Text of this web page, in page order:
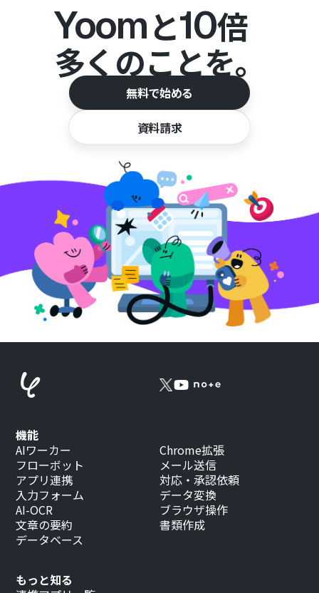
Yoomと10倍
多くのことを。
無料で始める
資料請求
もっと知る
機能
AIワーカー
フローボット
アプリ連携
入力フォーム
AI-OCR
文章の要約
データベース
Chrome拡張
メール送信
対応・承認依頼
データ変換
ブラウザ操作
書類作成